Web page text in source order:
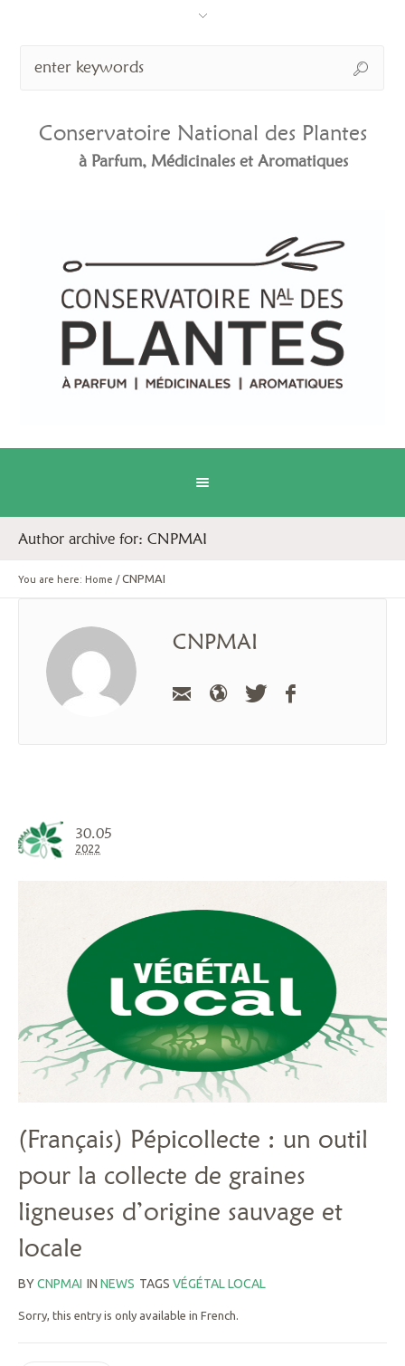
Conservatoire National des Plantes
à Parfum, Médicinales et Aromatiques
Author archive for: CNPMAI
You are here: Home / CNPMAI
CNPMAI
30.05
2022
(Français) Pépicollecte : un outil
pour la collecte de graines
ligneuses d’origine sauvage et
locale
BYCNPMAI IN NEWS TAGS VÉGÉTAL LOCAL
Sorry, this entry is only available in French.